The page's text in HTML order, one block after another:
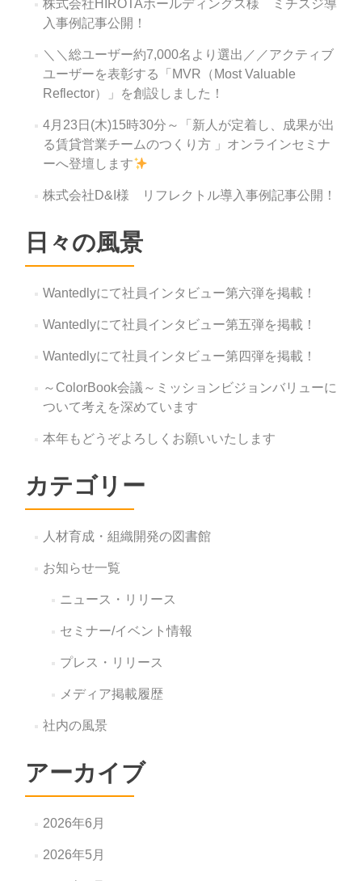
株式会社HIROTAホールディングス様 ミチスジ導
入事例記事公開！
＼＼総ユーザー約7,000名より選出／／アクティブ
ユーザーを表彰する「MVR（Most Valuable
Reflector）」を創設しました！
4月23日(木)15時30分～「新人が定着し、成果が出
る賃貸営業チームのつくり方 」オンラインセミナ
ーへ登壇します
株式会社D&I様 リフレクトル導入事例記事公開！
日々の風景
Wantedlyにて社員インタビュー第六弾を掲載！
Wantedlyにて社員インタビュー第五弾を掲載！
Wantedlyにて社員インタビュー第四弾を掲載！
～ColorBook会議～ミッションビジョンバリューに
ついて考えを深めています
本年もどうぞよろしくお願いいたします
カテゴリー
人材育成・組織開発の図書館
お知らせ一覧
ニュース・リリース
セミナー/イベント情報
プレス・リリース
メディア掲載履歴
社内の風景
アーカイブ
2026年6月
2026年5月